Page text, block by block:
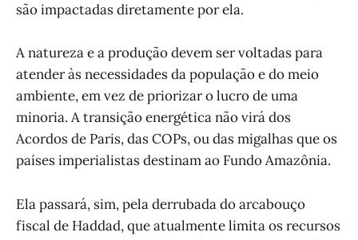
são impactadas diretamente por ela.
A natureza e a produção devem ser voltadas para
atender às necessidades da população e do meio
ambiente, em vez de priorizar o lucro de uma
minoria. A transição energética não virá dos
Acordos de Paris, das COPs, ou das migalhas que os
países imperialistas destinam ao Fundo Amazônia.
Ela passará, sim, pela derrubada do arcabouço
fiscal de Haddad, que atualmente limita os recursos